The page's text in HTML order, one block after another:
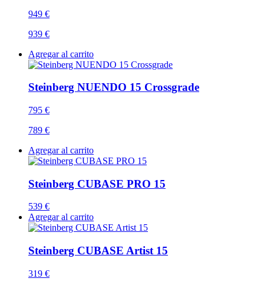
949 €
939 €
Agregar al carrito
Steinberg NUENDO 15 Crossgrade
795 €
789 €
Agregar al carrito
Steinberg CUBASE PRO 15
539 €
Agregar al carrito
Steinberg CUBASE Artist 15
319 €